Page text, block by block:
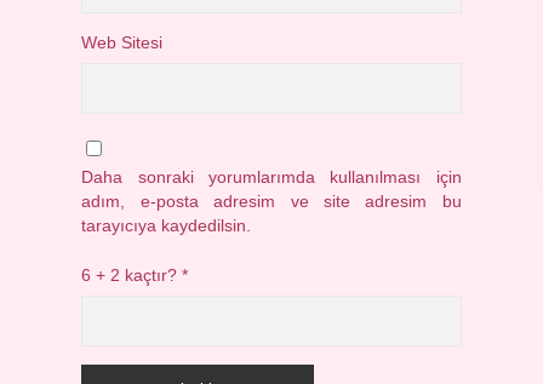
Web Sitesi
Daha sonraki yorumlarımda kullanılması için
adım, e-posta adresim ve site adresim bu
tarayıcıya kaydedilsin.
6 + 2 kaçtır?*